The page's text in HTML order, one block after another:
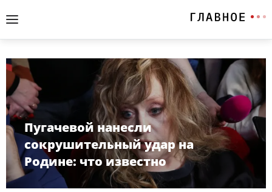
Пyгaчeвой нaнecли
coкpyшитeльный yдaр нa
Рoдинe: что известно